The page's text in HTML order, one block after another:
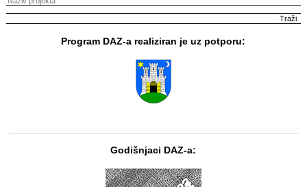
Program DAZ-a realiziran je uz potporu:
Godišnjaci DAZ-a: